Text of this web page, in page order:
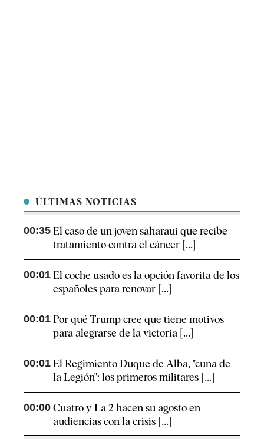
ÚLTIMAS NOTICIAS
00:35 El caso de un joven saharaui que recibe
tratamiento contra el cáncer [...]
00:01 El coche usado es la opción favorita de los
españoles para renovar [...]
00:01 Por qué Trump cree que tiene motivos
para alegrarse de la victoria [...]
00:01 El Regimiento Duque de Alba, "cuna de
la Legión": los primeros militares [...]
00:00 Cuatro y La 2 hacen su agosto en
audiencias con la crisis [...]